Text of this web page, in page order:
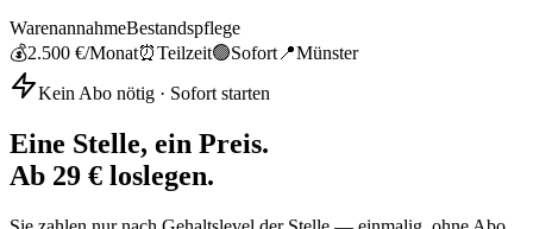
WarenannahmeBestandspflege
💰2.500 €/Monat⏰Teilzeit🟢Sofort 📍Münster
Kein Abo nötig · Sofort starten
Eine Stelle, ein Preis.
Ab 29 € loslegen.